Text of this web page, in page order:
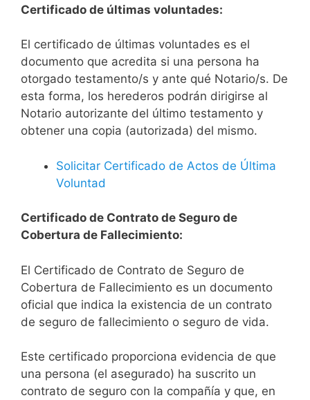
Certificado de últimas voluntades:
El certificado de últimas voluntades es el
documento que acredita si una persona ha
otorgado testamento/s y ante qué Notario/s. De
esta forma, los herederos podrán dirigirse al
Notario autorizante del último testamento y
obtener una copia (autorizada) del mismo.
Solicitar Certificado de Actos de Última
Voluntad
Certificado de Contrato de Seguro de
Cobertura de Fallecimiento:
El Certificado de Contrato de Seguro de
Cobertura de Fallecimiento es un documento
oficial que indica la existencia de un contrato
de seguro de fallecimiento o seguro de vida.
Este certificado proporciona evidencia de que
una persona (el asegurado) ha suscrito un
contrato de seguro con la compañía y que, en